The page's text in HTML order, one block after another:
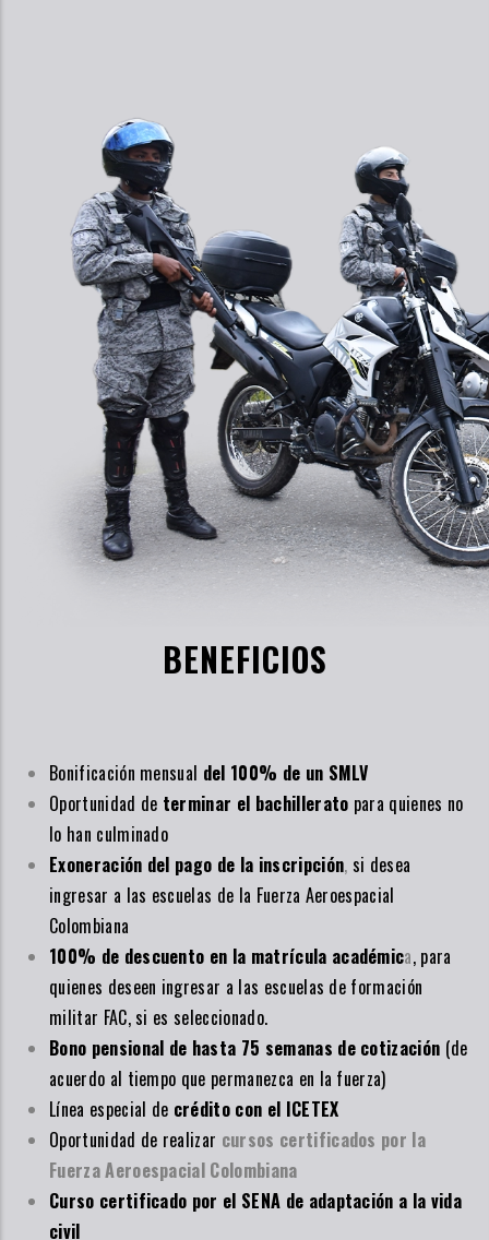
BENEFICIOS
Bonificación mensual del 100% de un SMLV
Oportunidad de terminar el bachillerato para quienes no
lo han culminado
Exoneración del pago de la inscripción, si desea
ingresar a las escuelas de la Fuerza Aeroespacial
Colombiana
100% de descuento en la matrícula académica, para
quienes deseen ingresar a las escuelas de formación
militar FAC, si es seleccionado.
Bono pensional de hasta 75 semanas de cotización (de
acuerdo al tiempo que permanezca en la fuerza)
Línea especial de crédito con el ICETEX
Oportunidad de realizar cursos certificados por la
Fuerza Aeroespacial Colombiana
Curso certificado por el SENA de adaptación a la vida
civil